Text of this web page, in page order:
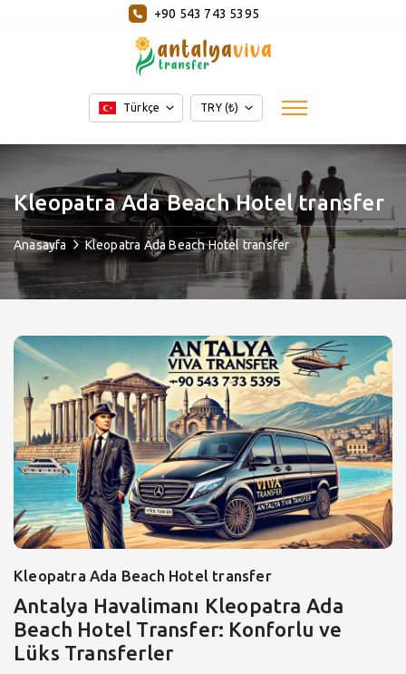
+90 543 743 5395
Türkçe TRY (₺)
Kleopatra Ada Beach Hotel transfer
Anasayfa Kleopatra Ada Beach Hotel transfer
Kleopatra Ada Beach Hotel transfer
Antalya Havalimanı Kleopatra Ada
Beach Hotel Transfer: Konforlu ve
Lüks Transferler